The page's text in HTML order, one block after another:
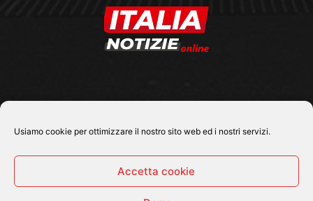
Usiamo cookie per ottimizzare il nostro sito web ed i nostri servizi.
Accetta cookie